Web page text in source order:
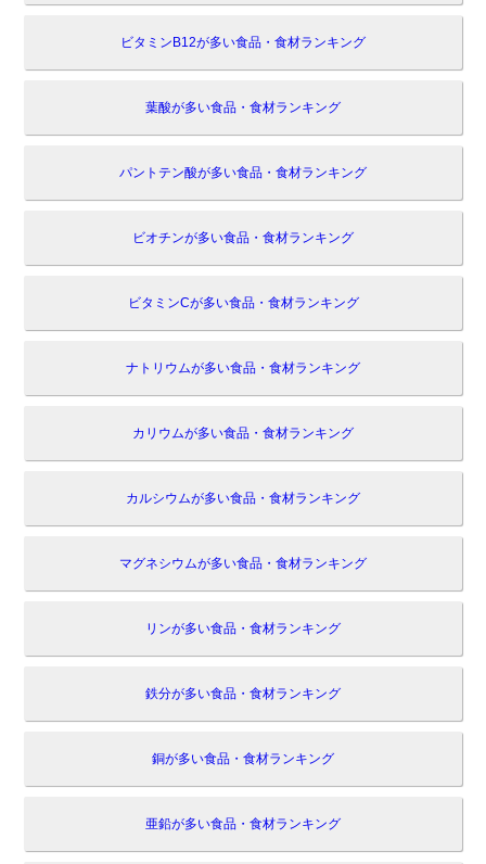
ビタミンB12が多い食品・食材ランキング
葉酸が多い食品・食材ランキング
パントテン酸が多い食品・食材ランキング
ビオチンが多い食品・食材ランキング
ビタミンCが多い食品・食材ランキング
ナトリウムが多い食品・食材ランキング
カリウムが多い食品・食材ランキング
カルシウムが多い食品・食材ランキング
マグネシウムが多い食品・食材ランキング
リンが多い食品・食材ランキング
鉄分が多い食品・食材ランキング
銅が多い食品・食材ランキング
亜鉛が多い食品・食材ランキング